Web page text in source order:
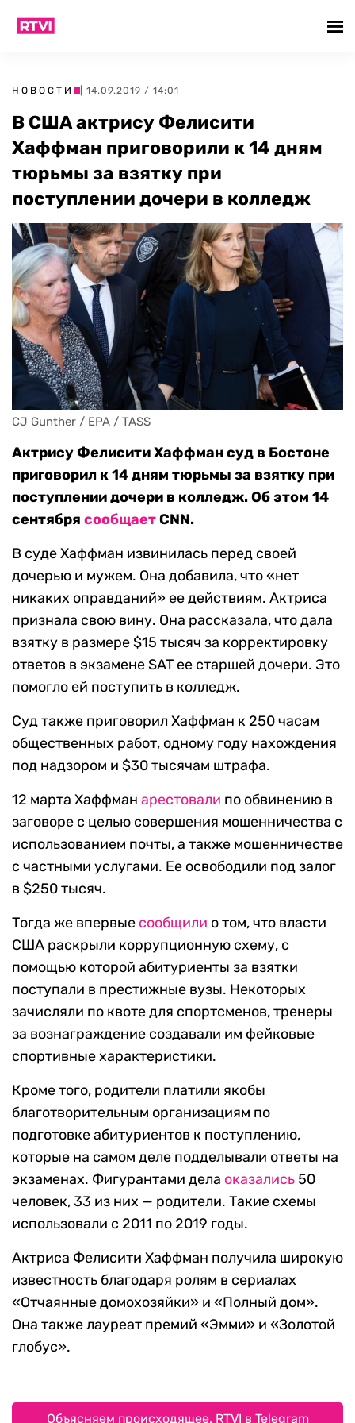
НОВОСТИ | 14.09.2019 / 14:01
В США актрису Фелисити
Хаффман приговорили к 14 дням
тюрьмы за взятку при
поступлении дочери в колледж
CJ Gunther / EPA / TASS
Актрису Фелисити Хаффман суд в Бостоне
приговорил к 14 дням тюрьмы за взятку при
поступлении дочери в колледж. Об этом 14
сентября сообщаетCNN.
В суде Хаффман извинилась перед своей
дочерью и мужем. Она добавила, что «нет
никаких оправданий» ее действиям. Актриcа
признала свою вину. Она рассказала, что дала
взятку в размере $15 тысяч за корректировку
ответов в экзамене SAT ее старшей дочери. Это
помогло ей поступить в колледж.
Суд также приговорил Хаффман к 250 часам
общественных работ, одному году нахождения
под надзором и $30 тысячам штрафа.
12 марта Хаффман арестовали по обвинению в
заговоре с целью совершения мошенничества с
использованием почты, а также мошенничестве
с частными услугами. Ее освободили под залог
в $250 тысяч.
Тогда же впервые сообщили о том, что власти
США раскрыли коррупционную схему, с
помощью которой абитуриенты за взятки
поступали в престижные вузы. Некоторых
зачисляли по квоте для спортсменов, тренеры
за вознаграждение создавали им фейковые
спортивные характеристики.
Кроме того, родители платили якобы
благотворительным организациям по
подготовке абитуриентов к поступлению,
которые на самом деле подделывали ответы на
экзаменах. Фигурантами дела оказались 50
человек, 33 из них — родители. Такие схемы
использовали с 2011 по 2019 годы.
Актриса Фелисити Хаффман получила широкую
известность благодаря ролям в сериалах
«Отчаянные домохозяйки» и «Полный дом».
Она также лауреат премий «Эмми» и «Золотой
глобус».
Объясняем происходящее. RTVI в Telegram